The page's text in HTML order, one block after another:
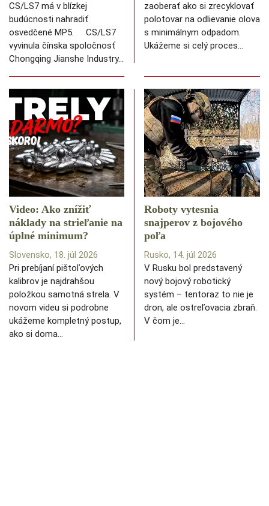
CS/LS7 má v blízkej
budúcnosti nahradiť
osvedčené MP5. CS/LS7
vyvinula čínska spoločnosť
Chongqing Jianshe Industry…
zaoberať ako si zrecyklovať
polotovar na odlievanie olova
s minimálnym odpadom.
Ukážeme si celý proces…
Video: Ako znížiť
náklady na strieľanie na
úplné minimum?
Slovensko, 18. júl 2026
Pri prebíjaní pištoľových
kalibrov je najdrahšou
položkou samotná strela. V
novom videu si podrobne
ukážeme kompletný postup,
ako si doma…
Roboty vytesnia
snajperov z bojového
poľa
Rusko, 14. júl 2026
V Rusku bol predstavený
nový bojový robotický
systém – tentoraz to nie je
dron, ale ostreľovacia zbraň.
V čom je…